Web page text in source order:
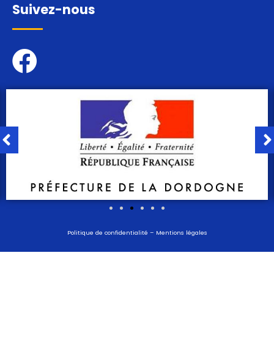
Suivez-nous
Politique de confidentialité – Mentions légales